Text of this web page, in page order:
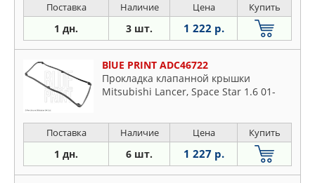
Поставка Наличие Цена Купить
1 дн. 3 шт. 1 222 р.
BlUE PRINT ADC46722
Прокладка клапанной крышки
Mitsubishi Lancer, Space Star 1.6 01-
Поставка Наличие Цена Купить
1 дн. 6 шт. 1 227 р.